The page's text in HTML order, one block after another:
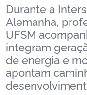
Ministério da Cidadania
Ministério da Saúde
Ministério de Minas e Energia
Ministério da Ciência,
Durante a
Alemanha,
UFSM
integram
de energia e
apontam